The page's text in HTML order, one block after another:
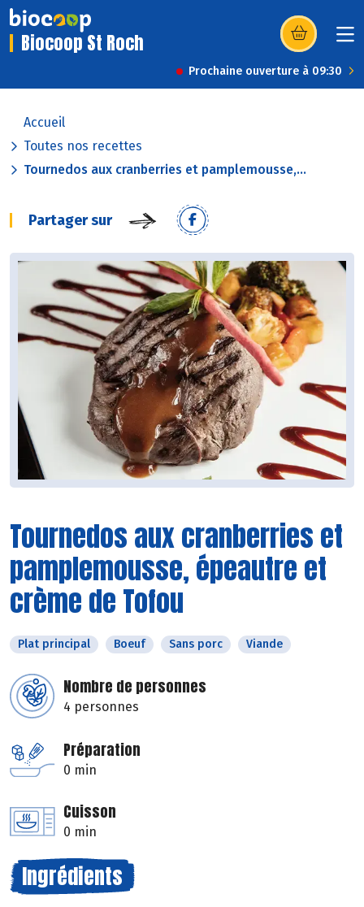
Biocoop St Roch (s’ouvre dans
Prochaine ouverture à 09:30
Accueil
Toutes nos recettes
Tournedos aux cranberries et pamplemousse,...
Partager sur
Tournedos aux cranberries et
pamplemousse, épeautre et
crème de Tofou
Plat principal Boeuf Sans porc Viande
Nombre de personnes
4 personnes
Préparation
0 min
Cuisson
0 min
Ingrédients